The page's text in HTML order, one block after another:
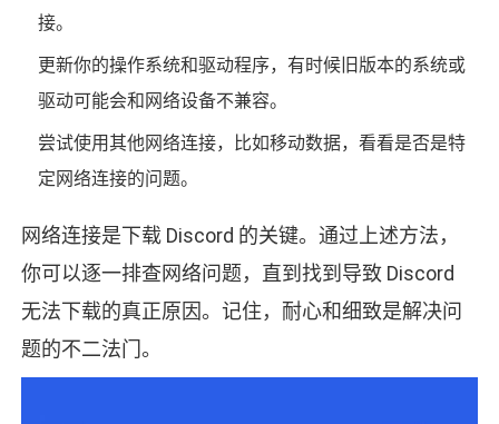
接。
更新你的操作系统和驱动程序，有时候旧版本的系统或
驱动可能会和网络设备不兼容。
尝试使用其他网络连接，比如移动数据，看看是否是特
定网络连接的问题。
网络连接是下载 Discord 的关键。通过上述方法，
你可以逐一排查网络问题，直到找到导致 Discord
无法下载的真正原因。记住，耐心和细致是解决问
题的不二法门。